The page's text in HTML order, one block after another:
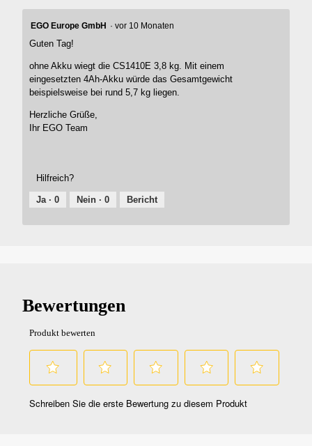
EGO Europe GmbH · vor 10 Monaten
Guten Tag!
ohne Akku wiegt die CS1410E 3,8 kg. Mit einem
eingesetzten 4Ah-Akku würde das Gesamtgewicht
beispielsweise bei rund 5,7 kg liegen.
Herzliche Grüße,
Ihr EGO Team
Hilfreich?
Ja ·0 Nein ·0 Bericht